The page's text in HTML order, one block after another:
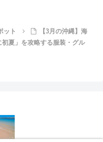
ット
​【3月の沖縄】海
夏」を攻略する服装・グル